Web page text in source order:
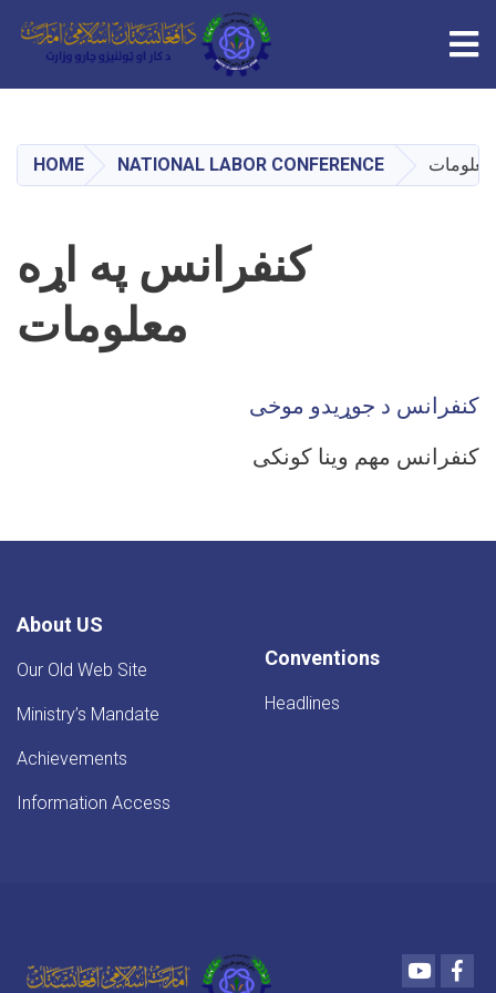
main
content
HOME NATIONAL LABOR CONFERENCE معلومات
کنفرانس په اړه
معلومات
کنفرانس د جوړیدو موخی
کنفرانس مهم وینا کونکی
About US
Our Old Web Site
Ministry’s Mandate
Achievements
Information Access
Conventions
Headlines
Youtube